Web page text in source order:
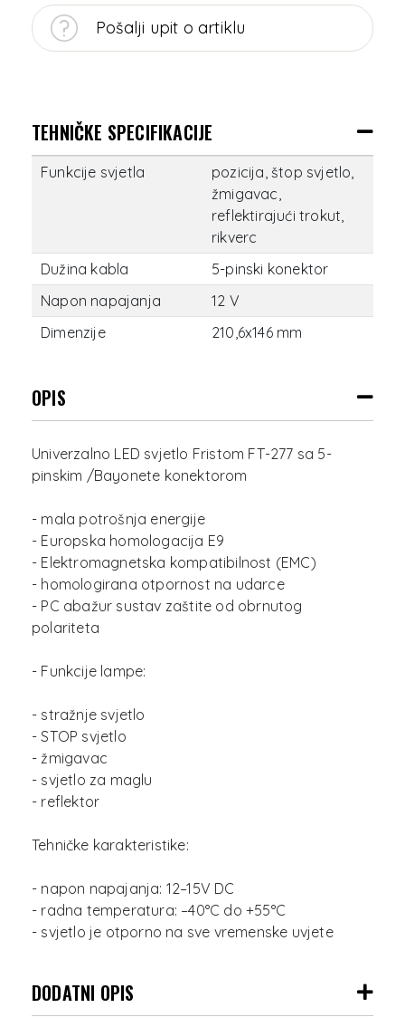
Pošalji upit o artiklu
TEHNIČKE SPECIFIKACIJE
Funkcije svjetla
pozicija, štop svjetlo,
žmigavac,
reflektirajući trokut,
rikverc
Dužina kabla
5-pinski konektor
Napon napajanja
12 V
Dimenzije
210,6x146 mm
OPIS
Univerzalno LED svjetlo Fristom FT-277 sa 5-
pinskim /Bayonete konektorom
- mala potrošnja energije
- Europska homologacija E9
- Elektromagnetska kompatibilnost (EMC)
- homologirana otpornost na udarce
- PC abažur sustav zaštite od obrnutog
polariteta
- Funkcije lampe:
- stražnje svjetlo
- STOP svjetlo
- žmigavac
- svjetlo za maglu
- reflektor
Tehničke karakteristike:
- napon napajanja: 12–15V DC
- radna temperatura: –40°C do +55°C
- svjetlo je otporno na sve vremenske uvjete
DODATNI OPIS